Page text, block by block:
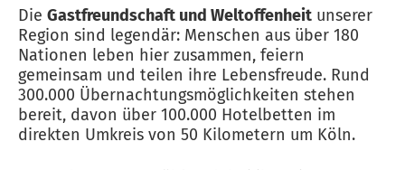
Die Gastfreundschaft und Weltoffenheit unserer
Region sind legendär: Menschen aus über 180
Nationen leben hier zusammen, feiern
gemeinsam und teilen ihre Lebensfreude. Rund
300.000 Übernachtungsmöglichkeiten stehen
bereit, davon über 100.000 Hotelbetten im
direkten Umkreis von 50 Kilometern um Köln.